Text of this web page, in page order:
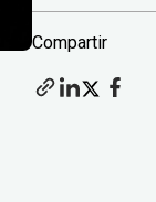
Compartir